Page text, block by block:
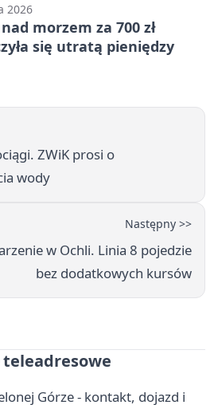
2026
morzem za 700 zł
się utratą pieniędzy
ZWiK prosi o
wody
Następny >>
w Ochli. Linia 8 pojedzie
bez dodatkowych kursów
Górze - kontakt, dojazd i